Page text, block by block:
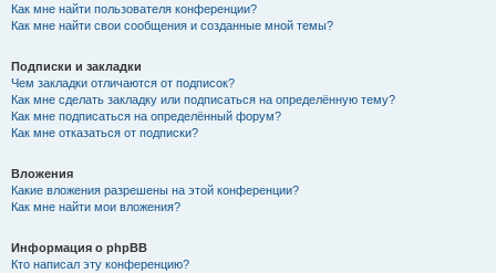
Как мне найти пользователя конференции?
Как мне найти свои сообщения и созданные мной темы?
Подписки и закладки
Чем закладки отличаются от подписок?
Как мне сделать закладку или подписаться на определённую тему?
Как мне подписаться на определённый форум?
Как мне отказаться от подписки?
Вложения
Какие вложения разрешены на этой конференции?
Как мне найти мои вложения?
Информация о phpBB
Кто написал эту конференцию?